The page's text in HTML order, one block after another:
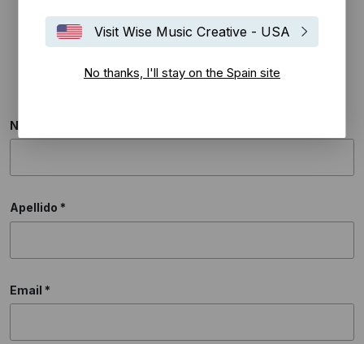
Visit Wise Music Creative - USA
No thanks, I'll stay on the Spain site
1. Sobre tí
Nombre
Apellido *
Email *